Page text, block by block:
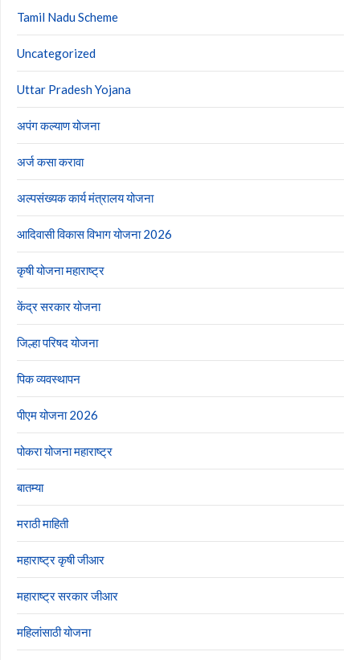
Tamil Nadu Scheme
Uncategorized
Uttar Pradesh Yojana
अपंग कल्याण योजना
अर्ज कसा करावा
अल्पसंख्यक कार्य मंत्रालय योजना
आदिवासी विकास विभाग योजना 2026
कृषी योजना महाराष्ट्र
केंद्र सरकार योजना
जिल्हा परिषद योजना
पिक व्यवस्थापन
पीएम योजना 2026
पोकरा योजना महाराष्ट्र
बातम्या
मराठी माहिती
महाराष्ट्र कृषी जीआर
महाराष्ट्र सरकार जीआर
महिलांसाठी योजना